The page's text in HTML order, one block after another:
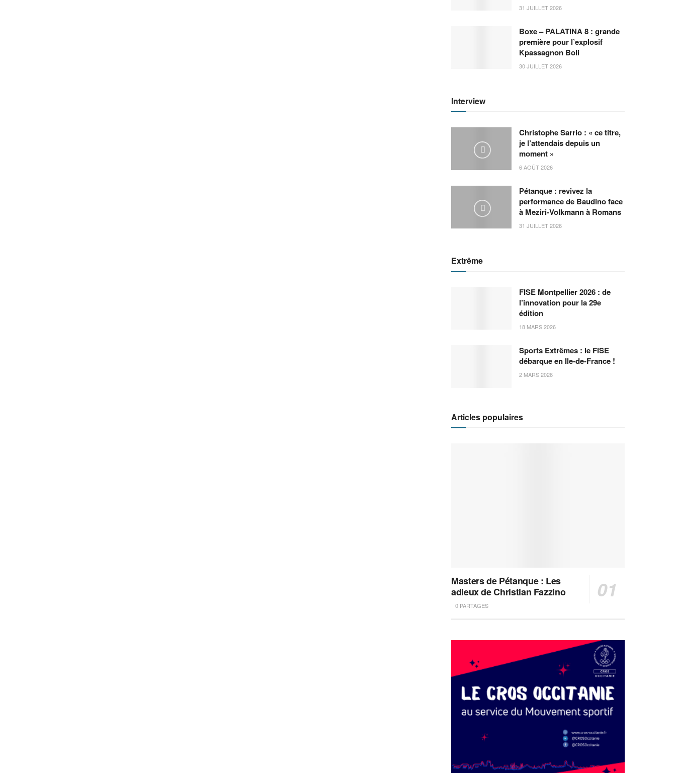
31 JUILLET 2026
Boxe – PALATINA 8 : grande
première pour l’explosif
Kpassagnon Boli
30 JUILLET 2026
Interview
Christophe Sarrio : « ce titre,
je l’attendais depuis un
moment »
6 AOÛT 2026
Pétanque : revivez la
performance de Baudino face
à Meziri-Volkmann à Romans
31 JUILLET 2026
Extrême
FISE Montpellier 2026 : de
l’innovation pour la 29e
édition
18 MARS 2026
Sports Extrêmes : le FISE
débarque en Ile-de-France !
2 MARS 2026
Articles populaires
Masters de Pétanque : Les
adieux de Christian Fazzino
0 PARTAGES